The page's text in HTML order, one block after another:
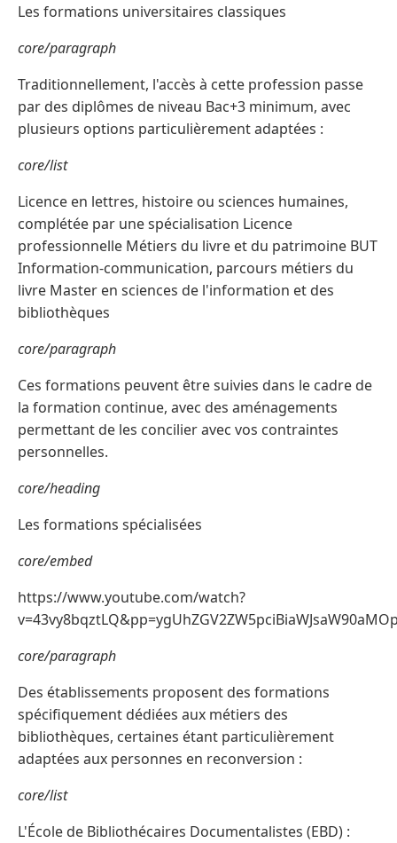
Les formations universitaires classiques
core/paragraph
Traditionnellement, l'accès à cette profession passe
par des diplômes de niveau Bac+3 minimum, avec
plusieurs options particulièrement adaptées :
core/list
Licence en lettres, histoire ou sciences humaines,
complétée par une spécialisation Licence
professionnelle Métiers du livre et du patrimoine BUT
Information-communication, parcours métiers du
livre Master en sciences de l'information et des
bibliothèques
core/paragraph
Ces formations peuvent être suivies dans le cadre de
la formation continue, avec des aménagements
permettant de les concilier avec vos contraintes
personnelles.
core/heading
Les formations spécialisées
core/embed
https://www.youtube.com/watch?
core/paragraph
Des établissements proposent des formations
spécifiquement dédiées aux métiers des
bibliothèques, certaines étant particulièrement
adaptées aux personnes en reconversion :
core/list
L'École de Bibliothécaires Documentalistes (EBD) :